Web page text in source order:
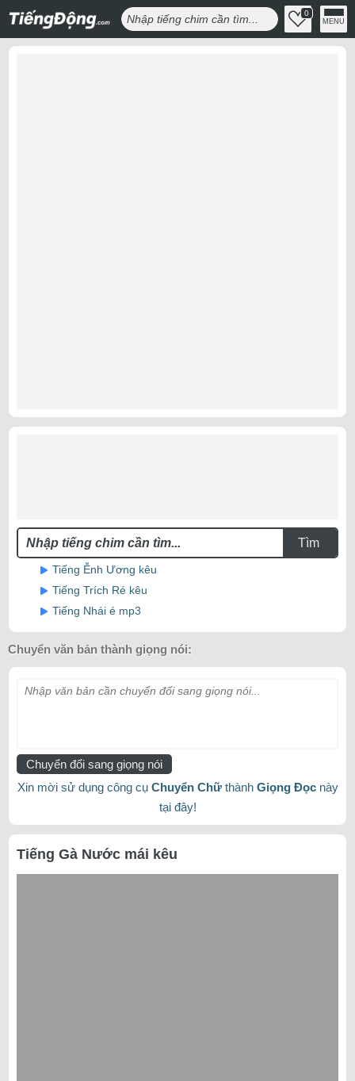
0
MENU
Tìm
Tiếng Ễnh Ương kêu
Tiếng Trích Ré kêu
Tiếng Nhái é mp3
Chuyển văn bản thành giọng nói:
Nhập văn bản cần chuyển đổi sang giọng nói...
Chuyển đổi sang giọng nói
Xin mời sử dụng công cụ Chuyển Chữthành Giọng Đọcnày
tại đây!
Tiếng Gà Nước mái kêu